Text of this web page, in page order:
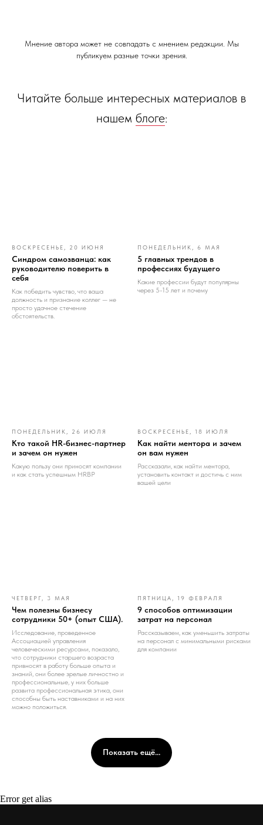
Мнение автора может не совпадать с мнением редакции. Мы
публикуем разные точки зрения.
Читайте больше интересных материалов в
нашем блоге:
ВОСКРЕСЕНЬЕ, 20 ИЮНЯ
Синдром самозванца: как
руководителю поверить в
себя
Как победить чувство, что ваша
должность и признание коллег — не
просто удачное стечение
обстоятельств.
ПОНЕДЕЛЬНИК, 6 МАЯ
5 главных трендов в
профессиях будущего
Какие профессии будут популярны
через 5-15 лет и почему
ПОНЕДЕЛЬНИК, 26 ИЮЛЯ
Кто такой HR-бизнес-партнер
и зачем он нужен
Какую пользу они приносят компании
и как стать успешным HRBP
ВОСКРЕСЕНЬЕ, 18 ИЮЛЯ
Как найти ментора и зачем
он вам нужен
Рассказали, как найти ментора,
установить контакт и достичь с ним
вашей цели
ЧЕТВЕРГ, 3 МАЯ
Чем полезны бизнесу
сотрудники 50+ (опыт США).
Исследование, проведенное
Ассоциацией управления
человеческими ресурсами, показало,
что сотрудники старшего возраста
привносят в работу больше опыта и
знаний, они более зрелые личностно и
профессиональные, у них больше
развита профессиональная этика, они
способны быть наставниками и на них
можно положиться.
ПЯТНИЦА, 19 ФЕВРАЛЯ
9 способов оптимизации
затрат на персонал
Рассказываем, как уменьшить затраты
на персонал с минимальными рисками
для компании
Показать ещё...
Error get alias